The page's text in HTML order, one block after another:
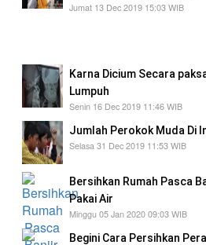
Jumat 13 Dec 2019 15:03 WIB
Karna Dicium Secara
Lumpuh
Senin 16 Dec 2019 11:46 WIB
Jumlah Perokok Muda Di
Selasa 31 Dec 2019 11:53 WIB
Bersihkan Rumah Pasca
Pakai Air
Minggu 05 Jan 2020 09:03 WIB
Begini Cara Persihkan